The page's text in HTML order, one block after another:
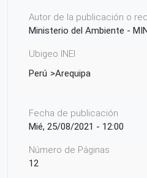
Autor de la publicación o
Ministerio del Ambiente -
Ubigeo INEI
Perú
Arequipa
Fecha de publicación
Mié, 25/08/2021 - 12:00
Número de Páginas
12